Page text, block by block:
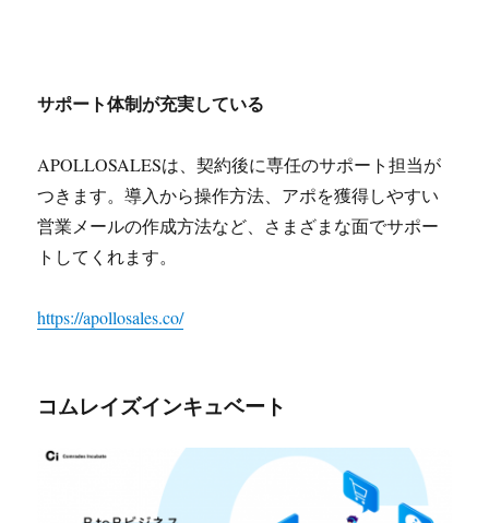
サポート体制が充実している
APOLLOSALESは、契約後に専任のサポート担当が
つきます。導入から操作方法、アポを獲得しやすい
営業メールの作成方法など、さまざまな面でサポー
トしてくれます。
https://apollosales.co/
コムレイズインキュベート